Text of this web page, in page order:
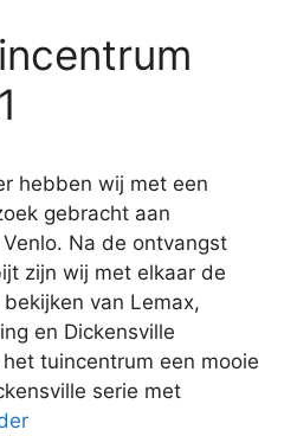
hebben wij met een
gebracht aan
Na de ontvangst
zijn wij met elkaar de
van Lemax,
en Dickensville
tuincentrum een mooie
serie met